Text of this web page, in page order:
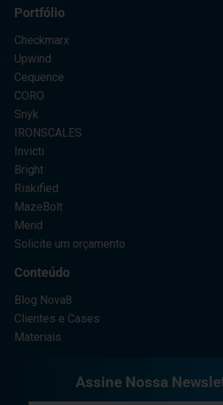
Portfólio
Checkmarx
Upwind
Cequence
CORO
Snyk
IRONSCALES
Invicti
Bright
Riskified
MazeBolt
Mend
Solicite um orçamento
Conteúdo
Blog Nova8
Clientes e Cases
Materiais
Assine Nossa